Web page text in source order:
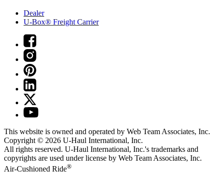
Dealer
U-Box® Freight Carrier
This website is owned and operated by Web Team Associates, Inc.
Copyright © 2026 U-Haul International, Inc.
All rights reserved. U-Haul International, Inc.'s trademarks and
copyrights are used under license by Web Team Associates, Inc.
Air-Cushioned Ride®